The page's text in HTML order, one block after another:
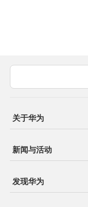
关于华为
新闻与活动
发现华为